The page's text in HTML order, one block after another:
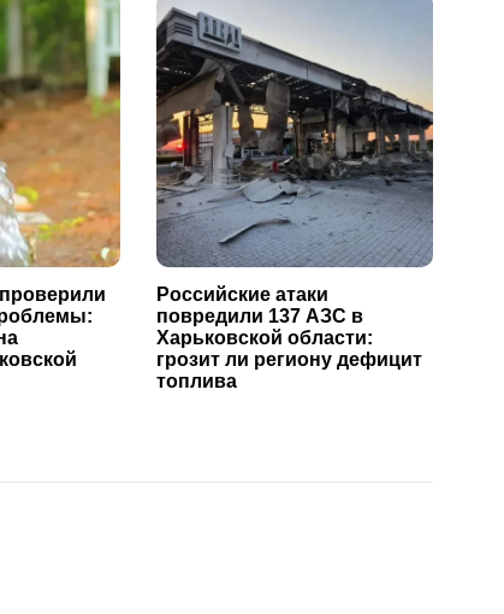
Российские атаки
повредили 137 АЗС в
Харьковской области:
грозит ли региону дефицит
топлива